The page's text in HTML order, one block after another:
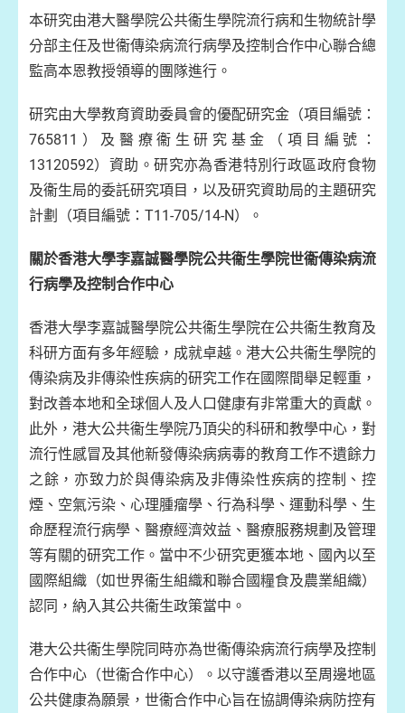
本研究由港大醫學院公共衞生學院流行病和生物統計學
分部主任及世衞傳染病流行病學及控制合作中心聯合總
監高本恩教授領導的團隊進行。
研究由大學教育資助委員會的優配研究金（項目編號：
765811）及醫療衞生研究基金（項目編號：
13120592）資助。研究亦為香港特別行政區政府食物
及衞生局的委託研究項目，以及研究資助局的主題研究
計劃（項目編號：T11-705/14-N）。
關於香港大學李嘉誠醫學院公共衞生學院世衞傳染病流
行病學及控制合作中心
香港大學李嘉誠醫學院公共衞生學院在公共衞生教育及
科研方面有多年經驗，成就卓越。港大公共衞生學院的
傳染病及非傳染性疾病的研究工作在國際間舉足輕重，
對改善本地和全球個人及人口健康有非常重大的貢獻。
此外，港大公共衞生學院乃頂尖的科研和教學中心，對
流行性感冒及其他新發傳染病病毒的教育工作不遺餘力
之餘，亦致力於與傳染病及非傳染性疾病的控制、控
煙、空氣污染、心理腫瘤學、行為科學、運動科學、生
命歷程流行病學、醫療經濟效益、醫療服務規劃及管理
等有關的研究工作。當中不少研究更獲本地、國內以至
國際組織（如世界衞生組織和聯合國糧食及農業組織）
認同，納入其公共衞生政策當中。
港大公共衞生學院同時亦為世衞傳染病流行病學及控制
合作中心（世衞合作中心）。以守護香港以至周邊地區
公共健康為願景，世衞合作中心旨在協調傳染病防控有